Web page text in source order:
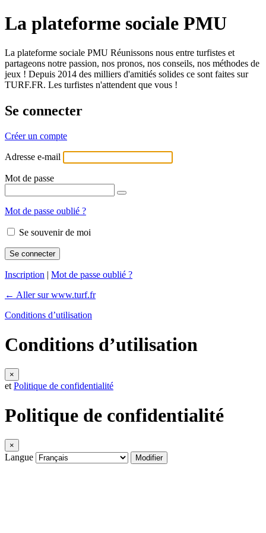
La plateforme sociale PMU
La plateforme sociale PMU Réunissons nous entre turfistes et
partageons notre passion, nos pronos, nos conseils, nos méthodes de
jeux ! Depuis 2014 des milliers d'amitiés solides ce sont faites sur
TURF.FR. Les turfistes n'attendent que vous !
Se connecter
Créer un compte
Adresse e-mail
Mot de passe
Mot de passe oublié ?
Se souvenir de moi
Inscription | Mot de passe oublié ?
← Aller sur www.turf.fr
Conditions d’utilisation
Conditions d’utilisation
×
et Politique de confidentialité
Politique de confidentialité
×
Langue